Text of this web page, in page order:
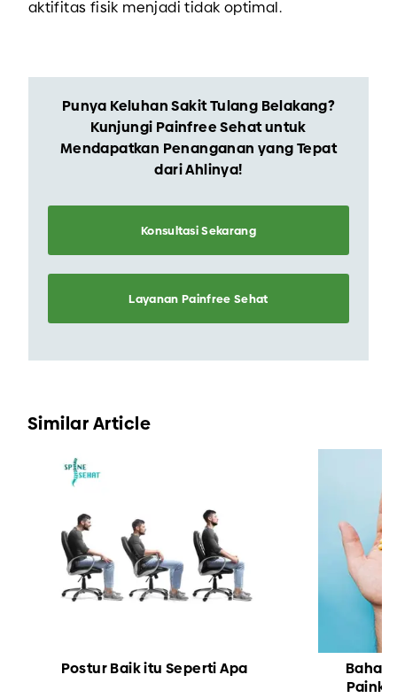
aktifitas fisik menjadi tidak optimal.
Punya Keluhan Sakit Tulang Belakang?
Kunjungi Painfree Sehat untuk
Mendapatkan Penanganan yang Tepat
dari Ahlinya!
Konsultasi Sekarang
Layanan Painfree Sehat
Similar Article
Postur Baik itu Seperti Apa